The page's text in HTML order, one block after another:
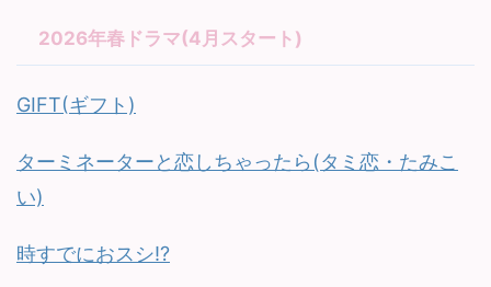
2026年春ドラマ(4月スタート)
GIFT(ギフト)
ターミネーターと恋しちゃったら(タミ恋・たみこ
い)
時すでにおスシ!?